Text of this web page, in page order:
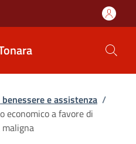
e assistenza /
economico a favore di